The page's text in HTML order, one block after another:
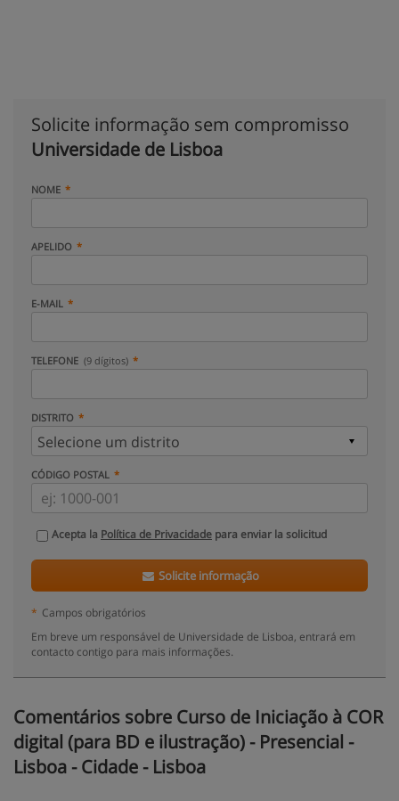
Solicite informação sem compromisso
Universidade de Lisboa
NOME
APELIDO
E-MAIL
TELEFONE (9 dígitos)
DISTRITO
CÓDIGO POSTAL
Acepta la Política de Privacidade para enviar la solicitud
Solicite informação
* Campos obrigatórios
Em breve um responsável de Universidade de Lisboa, entrará em
contacto contigo para mais informações.
Comentários sobre Curso de Iniciação à COR
digital (para BD e ilustração) - Presencial -
Lisboa - Cidade - Lisboa